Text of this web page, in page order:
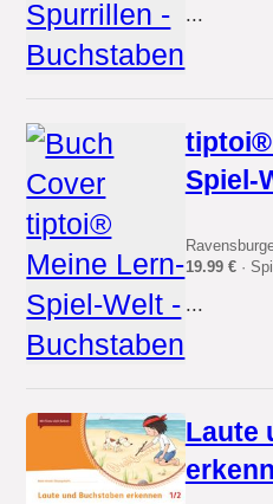
...
tiptoi®
Spiel-
19.99 €·
...
Laute